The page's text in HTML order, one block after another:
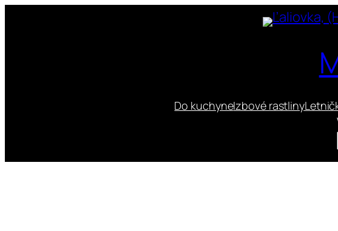
Do kuchyneIzbové rastliny